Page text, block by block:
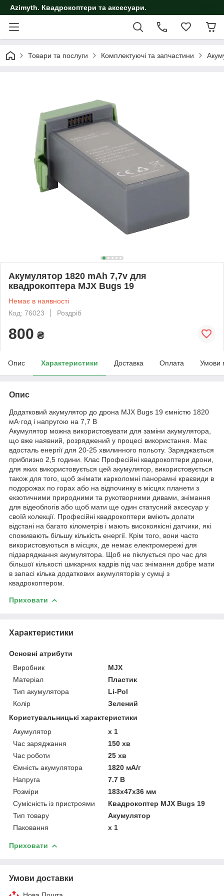
Azimyth. Квадрокоптери та аксесуари.
Товари та послуги Комплектуючі та запчастини
Акумулятор 1820 mAh 7,7v для
квадрокоптера MJX Bugs 19
Немає в наявності
Код: 76023
Роздріб
800 ₴
Опис Характеристики Доставка Оплата Умови
Опис
Додатковий акумулятор до дрона MJX Bugs 19 ємністю 1820
мА·год і напругою на 7,7 В
Акумулятор можна використовувати для заміни акумулятора,
що вже наявний, розряджений у процесі використання. Має
вдосталь енергії для 20-25 хвилинного польоту. Заряджається
приблизно 2,5 години. Клас Професійні квадрокоптери дрони,
для яких використовується цей акумулятор, використовується
також для того, щоб знімати карколомні панорамні краєвиди в
подорожах по горах або на відпочинку в місцях планети з
екзотичними природними та рукотворними дивами, знімання
для відеоблогів або щоб мати ще один статусний аксесуар у
своїй колекції. Професійні квадрокоптери вміють долати
відстані на багато кілометрів і мають високоякісні датчики, які
споживають більшу кількість енергії. Крім того, вони часто
використовуються в місцях, де немає електромережі для
підзаряджання акумулятора. Щоб не піклується про час для
більшої кількості шикарних кадрів під час знімання добре мати
в запасі кілька додаткових акумуляторів у сумці з
квадрокоптером.
Приховати
Характеристики
Основні атрибути
Виробник
MJX
Матеріал
Пластик
Тип акумулятора
Li-Pol
Колір
Зелений
Користувальницькі характеристики
Акумулятор
x 1
Час заряджання
150 хв
Час роботи
25 хв
Ємність акумулятора
1820 мА/г
Напруга
7.7 В
Розміри
183x47x36 мм
Сумісність із пристроями
Квадрокоптер MJX Bugs 19
Тип товару
Акумулятор
Паковання
x 1
Приховати
Умови доставки